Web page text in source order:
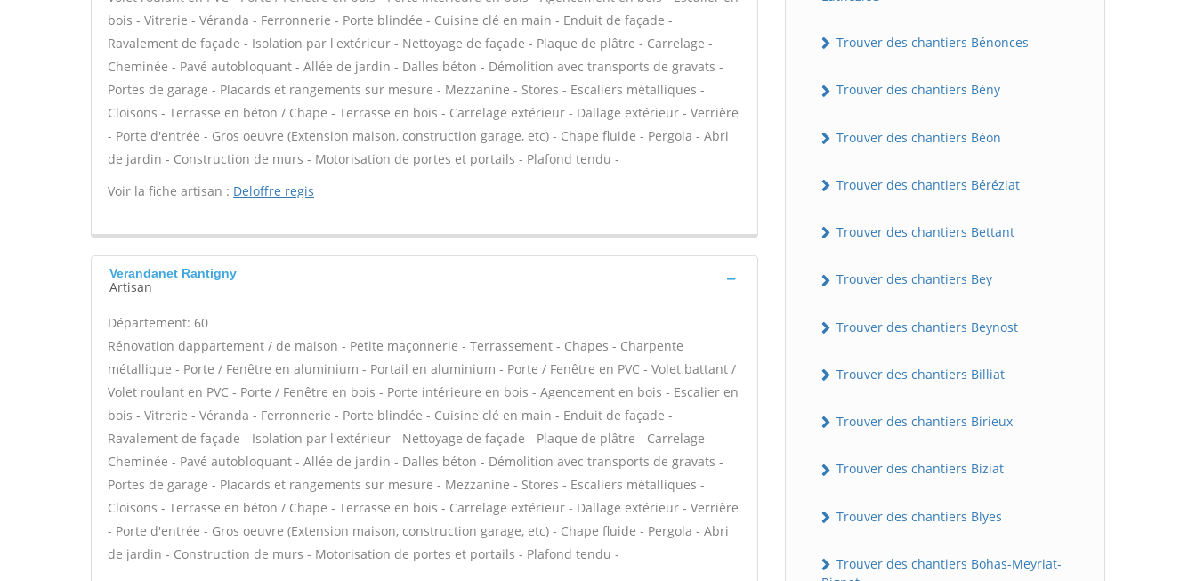
bois - Vitrerie - Véranda - Ferronnerie - Porte blindée - Cuisine clé en main - Enduit de façade -
Ravalement de façade - Isolation par l'extérieur - Nettoyage de façade - Plaque de plâtre - Carrelage -
Cheminée - Pavé autobloquant - Allée de jardin - Dalles béton - Démolition avec transports de gravats -
Portes de garage - Placards et rangements sur mesure - Mezzanine - Stores - Escaliers métalliques -
Cloisons - Terrasse en béton / Chape - Terrasse en bois - Carrelage extérieur - Dallage extérieur - Verrière
- Porte d'entrée - Gros oeuvre (Extension maison, construction garage, etc) - Chape fluide - Pergola - Abri
de jardin - Construction de murs - Motorisation de portes et portails - Plafond tendu -
Voir la fiche artisan : Deloffre regis
Verandanet Rantigny
Artisan
Département: 60
Rénovation dappartement / de maison - Petite maçonnerie - Terrassement - Chapes - Charpente
métallique - Porte / Fenêtre en aluminium - Portail en aluminium - Porte / Fenêtre en PVC - Volet battant /
Volet roulant en PVC - Porte / Fenêtre en bois - Porte intérieure en bois - Agencement en bois - Escalier en
bois - Vitrerie - Véranda - Ferronnerie - Porte blindée - Cuisine clé en main - Enduit de façade -
Ravalement de façade - Isolation par l'extérieur - Nettoyage de façade - Plaque de plâtre - Carrelage -
Cheminée - Pavé autobloquant - Allée de jardin - Dalles béton - Démolition avec transports de gravats -
Portes de garage - Placards et rangements sur mesure - Mezzanine - Stores - Escaliers métalliques -
Cloisons - Terrasse en béton / Chape - Terrasse en bois - Carrelage extérieur - Dallage extérieur - Verrière
- Porte d'entrée - Gros oeuvre (Extension maison, construction garage, etc) - Chape fluide - Pergola - Abri
de jardin - Construction de murs - Motorisation de portes et portails - Plafond tendu -
Trouver des chantiers Bénonces
Trouver des chantiers Bény
Trouver des chantiers Béon
Trouver des chantiers Béréziat
Trouver des chantiers Bettant
Trouver des chantiers Bey
Trouver des chantiers Beynost
Trouver des chantiers Billiat
Trouver des chantiers Birieux
Trouver des chantiers Biziat
Trouver des chantiers Blyes
Trouver des chantiers Bohas-Meyriat-